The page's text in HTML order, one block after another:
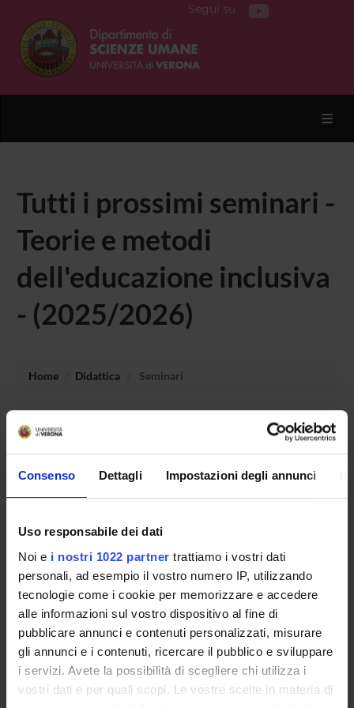
Consenso Dettagli Impostazioni degli annunci
Uso responsabile dei dati
Noi e i nostri 1022 partner trattiamo i vostri dati
personali, ad esempio il vostro numero IP, utilizzando
tecnologie come i cookie per memorizzare e accedere
alle informazioni sul vostro dispositivo al fine di
pubblicare annunci e contenuti personalizzati, misurare
gli annunci e i contenuti, ricercare il pubblico e sviluppare
i servizi. Avete la possibilità di scegliere chi utilizza i
vostri dati e per quali scopi. Le vostre scelte in materia di
Segui su
Tutti i prossimi seminari -
Teorie e metodi
dell'educazione inclusiva
- (2025/2026)
Home Didattica Seminari
Non è stato trovato alcun seminario relativo
all'insegnamento Teorie e metodi dell'educazione inclusiva.
DOTTORATI, MASTER E FORMAZIONE SUPERIORE
Contatti
Persone
Luoghi
Calendario